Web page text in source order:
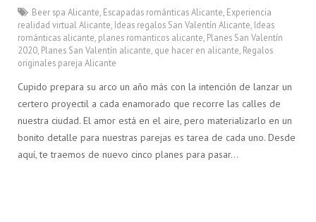
Beer spa Alicante Escapadas románticas Alicante Experiencia
realidad virtual Alicante Ideas regalos San Valentín Alicante Ideas
románticas alicante planes romanticos alicante Planes San Valentín
2020 Planes San Valentín alicante que hacer en alicante Regalos
originales pareja Alicante
Cupido prepara su arco un año más con la intención de lanzar un
certero proyectil a cada enamorado que recorre las calles de
nuestra ciudad. El amor está en el aire, pero materializarlo en un
bonito detalle para nuestras parejas es tarea de cada uno. Desde
aquí, te traemos de nuevo cinco planes para pasar…